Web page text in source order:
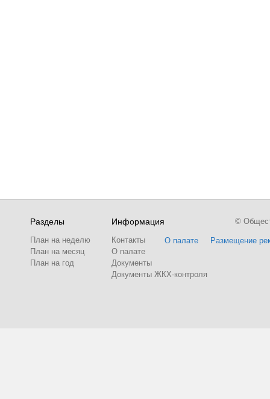
Разделы
План на неделю
План на месяц
План на год
Информация
Контакты
О палате
Документы
Документы ЖКХ-контроля
О палате Размещение
©